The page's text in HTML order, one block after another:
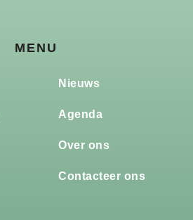
MENU
Nieuws
Agenda
Over ons
Contacteer ons